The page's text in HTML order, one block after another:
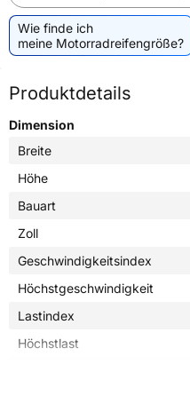
Wie finde ich
meine Motorradreifengröße?
Produktdetails
Dimension
Breite
Höhe
Bauart
Zoll
Geschwindigkeitsindex
Höchstgeschwindigkeit
Lastindex
Höchstlast